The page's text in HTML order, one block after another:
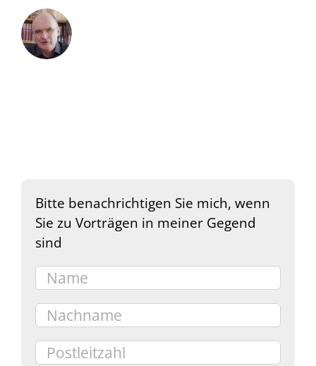
Bitte benachrichtigen Sie mich, wenn
Sie zu Vorträgen in meiner Gegend
sind